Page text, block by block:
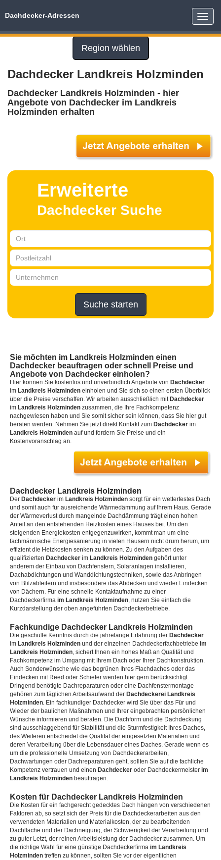
Toggle
Dachdecker-Adressen
Region wählen
Dachdecker Landkreis Holzminden
Dachdecker Landkreis Holzminden - hier
Angebote von Dachdecker im Landkreis
Holzminden erhalten
Erweiterte
Dachdecker Suche
Suche starten
Sie möchten im Landkreis Holzminden einen
Dachdecker beauftragen oder schnell Preise und
Angebote von Dachdecker einholen?
Hier können Sie kostenlos und unverbindlich Angebote von Dachdecker
im Landkreis Holzminden einholen und Sie sich so einen ersten Überblick
über die Preise verschaffen. Wir arbeiten ausschließlich mit Dachdecker
im Landkreis Holzminden zusammen, die Ihre Fachkompetenz
nachgewiesen haben und Sie somit sicher sein können, dass Sie hier gut
beraten werden. Nehmen Sie jetzt direkt Kontakt zum Dachdecker im
Landkreis Holzminden auf und fordern Sie Preise und ein
Kostenvoranschlag an.
Dachdecker Landkreis Holzminden
Der Dachdecker im Landkreis Holzminden sorgt für ein wetterfestes Dach
und somit auch für ausreichende Wärmedämmung auf Ihrem Haus. Gerade
der Wärmeverlust durch mangelnde Dachdämmung trägt einen hohen
Anteil an den entstehenden Heizkosten eines Hauses bei. Um den
steigenden Energiekosten entgegenzuwirken, kommt man um eine
fachmännische Energiesanierung in vielen Häusern nicht drum herum, um
effizient die Heizkosten senken zu können. Zu den Aufgaben des
qualifizierten Dachdecker im Landkreis Holzminden gehört unter
anderem der Einbau von Dachfenstern, Solaranlagen installieren,
Dachabdichtungen und Wanddichtungstechniken, sowie das Anbringen
von Blitzableitern und insbesondere das Abdecken und wieder Eindecken
von Dächern. Für eine schnelle Kontaktaufnahme zu einer
Dachdeckerfirma im Landkreis Holzminden, nutzen Sie einfach die
Kurzdarstellung der oben angeführten Dachdeckerbetriebe.
Fachkundige Dachdecker Landkreis Holzminden
Die geschulte Kenntnis durch die jahrelange Erfahrung der Dachdecker
im Landkreis Holzminden und der einzelnen Dachdeckerfachbetriebe im
Landkreis Holzminden, sichert Ihnen ein hohes Maß an Qualität und
Fachkompetenz im Umgang mit Ihrem Dach oder Ihrer Dachkonstruktion.
Auch Sonderwünsche wie das begrünen Ihres Flachdaches oder das
Eindecken mit Reed oder Schiefer werden hier gern berücksichtigt.
Dringend benötigte Dachreparaturen oder eine Dachfenstermontage
gehören zum täglichen Arbeitsaufwand der Dachdeckerei Landkreis
Holzminden. Ein fachkundiger Dachdecker wird Sie über das Für und
Wieder der baulichen Maßnahmen und Ihrer eingebrachten persönlichen
Wünsche informieren und beraten. Die Dachform und die Dachdeckung
sind ausschlaggebend für Stabilität und die Sturmfestigkeit Ihres Daches,
des Weiteren entscheidet die Qualität der eingesetzten Materialien und
deren Verarbeitung über die Lebensdauer eines Daches. Gerade wenn es
um die professionelle Umsetzung von Dachdeckerarbeiten,
Dachwartungen oder Dachreparaturen geht, sollten Sie auf die fachliche
Kompetenz vertrauen und einen Dachdecker oder Dachdeckermeister im
Landkreis Holzminden beauftragen.
Kosten für Dachdecker Landkreis Holzminden
Die Kosten für ein fachgerecht gedecktes Dach hängen von verschiedenen
Faktoren ab, so setzt sich der Preis für die Dachdeckerarbeiten aus den
verwendeten Materialien und Materialkosten, der zu bearbeitenden
Dachfläche und der Dachneigung, der Schwierigkeit der Verarbeitung und
zu guter Letzt, der reinen Arbeitsleistung der Dachdecker zusammen. Um
die richtige Wahl für eine günstige Dachdeckerfirma im Landkreis
Holzminden treffen zu können, sollten Sie vor der eigentlichen